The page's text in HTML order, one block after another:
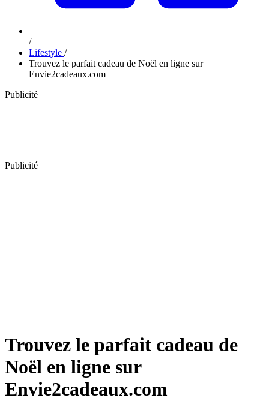
/
Lifestyle /
Trouvez le parfait cadeau de Noël en ligne sur
Envie2cadeaux.com
Publicité
Publicité
Trouvez le parfait cadeau de
Noël en ligne sur
Envie2cadeaux.com